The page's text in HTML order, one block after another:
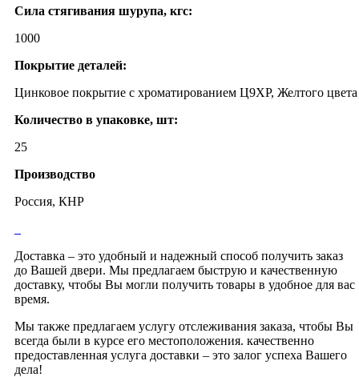
Сила стягивания шурупа, кгс:
1000
Покрытие деталей:
Цинковое покрытие с хроматированием Ц9ХР, Желтого цвета
Количество в упаковке, шт:
25
Производство
Россия, КНР
Доставка – это удобный и надежный способ получить заказ
до Вашей двери. Мы предлагаем быструю и качественную
доставку, чтобы Вы могли получить товары в удобное для вас
время.
Мы также предлагаем услугу отслеживания заказа, чтобы Вы
всегда были в курсе его местоположения. качественно
предоставленная услуга доставки – это залог успеха Вашего
дела!